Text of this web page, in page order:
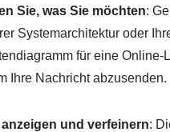
Sie, was Sie möchten:
Systemarchitektur oder
für eine Online-
Ihre Nachricht abzusenden.
anzeigen und verfeinern: